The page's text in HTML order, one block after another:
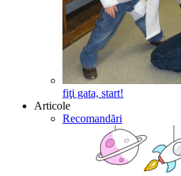
fiţi gata, start!
Articole
Recomandări